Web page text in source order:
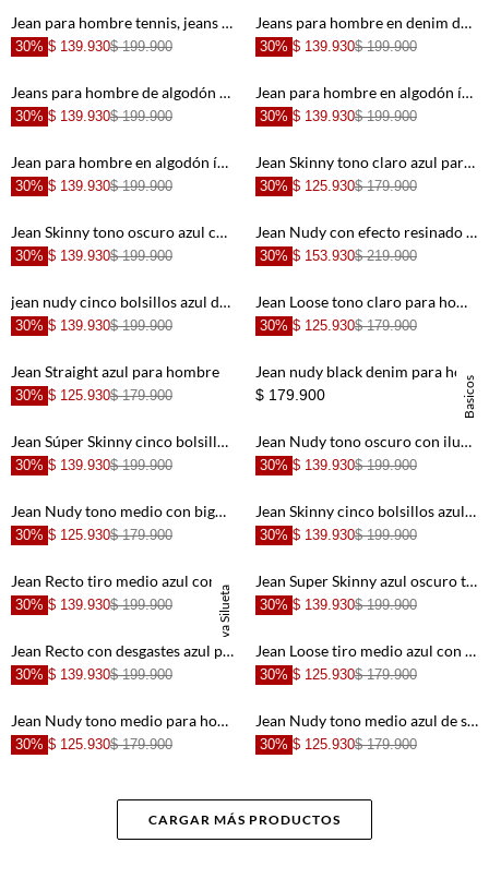
+ +
+ +
+ +
+ +
+
Jean para hombre tennis, jeans nudy plano pesado cintura con pretina
30% $ 139.930$ 199.900
+
Jeans para hombre en denim de algodón azul claro skinny con lavado desgastado suave
30% $ 139.930$ 199.900
+
Jeans para hombre de algodón azul medio fit nudy con lavado desgastado suave
30% $ 139.930$ 199.900
+
Jean para hombre en algodón índigo corte ajustado desvanecido
30% $ 139.930$ 199.900
+
Jean para hombre en algodón índigo skinny con costuras contrastadas
30% $ 139.930$ 199.900
+
Jean Skinny tono claro azul para hombre
30% $ 125.930$ 179.900
+
Jean Skinny tono oscuro azul con diseño limpio para hombre
30% $ 139.930$ 199.900
+
Jean Nudy con efecto resinado azul para hombre
30% $ 153.930$ 219.900
+
jean nudy cinco bolsillos azul de acabado suave para hombre
30% $ 139.930$ 199.900
+
Jean Loose tono claro para hombre
30% $ 125.930$ 179.900
+
Jean Straight azul para hombre
30% $ 125.930$ 179.900 Basicos
+
Jean nudy black denim para hombre
$ 179.900
+
Jean Súper Skinny cinco bolsillos azul para hombre
30% $ 139.930$ 199.900
+
Jean Nudy tono oscuro con iluminaciones azul para hombre
30% $ 139.930$ 199.900
Jean Nudy tono medio con bigotes azul para hombre
30% $ 125.930$ 179.900
Jean Skinny cinco bolsillos azul de silueta amplia para hombre
30% $ 139.930$ 199.900
Nueva Silueta
Jean Recto tiro medio azul con realce en las costuras para hombre
30% $ 139.930$ 199.900
Jean Super Skinny azul oscuro tiro medio para hombre
30% $ 139.930$ 199.900
Jean Recto con desgastes azul para hombre
30% $ 139.930$ 199.900
Jean Loose tiro medio azul con textura lisa para hombre
30% $ 125.930$ 179.900
Jean Nudy tono medio para hombre
30% $ 125.930$ 179.900
Jean Nudy tono medio azul de silueta ajustada para hombre
30% $ 125.930$ 179.900
CARGAR MÁS PRODUCTOS